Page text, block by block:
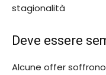
stagionalità
Deve essere
Alcune offer